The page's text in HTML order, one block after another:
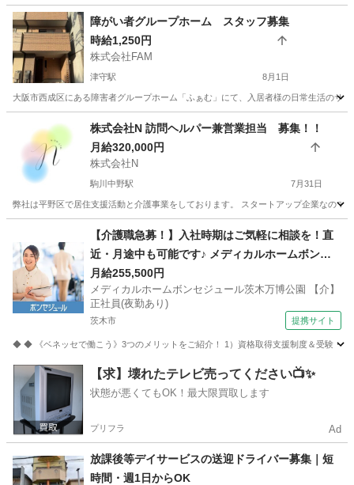
大阪 大阪市 岸里駅 その他 スタッフ
障がい者グループホーム スタッフ募集
時給1,250円
株式会社FAM
津守駅 8月1日
大阪市西成区にある障害者グループホーム「ふぁむ」にて、入居者様の日常生活のサ
津守駅 その他 スタッフ
株式会社N 訪問ヘルパー兼営業担当 募集！！
月給320,000円
株式会社N
駒川中野駅 7月31日
弊社は平野区で居住支援活動と介護事業をしております。 スタートアップ企業なの
駒川中野駅 その他 東住吉区
【介護職急募！】入社時期はご気軽に相談を！直
近・月途中も可能です♪ メディカルホームボンセ
ジュール茨木万博公園 【介】正社員(夜勤あり) 老
人介護施設スタッフ
月給255,500円
メディカルホームボンセジュール茨木万博公園 【介】
正社員(夜勤あり)
茨木市 提携サイト
◆ ◆ 《ベネッセで働こう》3つのメリットをご紹介！ 1）資格取得支援制度＆受験・
大阪 茨木市 介護
【求】壊れたテレビ売ってください📺✨
状態が悪くてもOK！最大限買取します
プリフラ Ad
放課後等デイサービスの送迎ドライバー募集｜短
時間・週1日からOK